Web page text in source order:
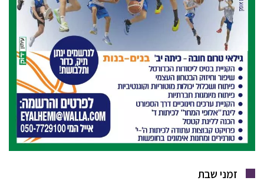
זמני שבת